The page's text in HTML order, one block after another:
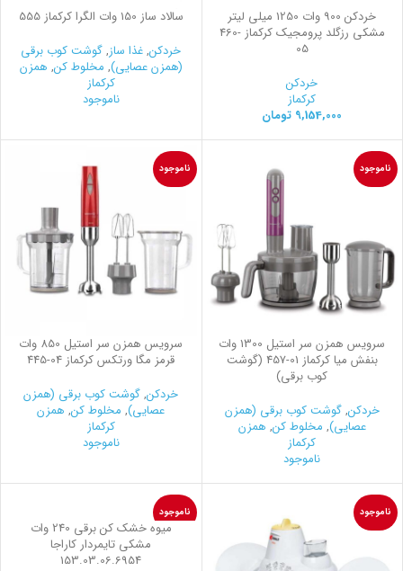
خردکن 900 وات 1250 میلی لیتر
مشکی رزگلد پرومجیک کرکماز460-
05
خردکن
کرکماز
9,154,000 تومان
سالاد ساز 150 وات الگرا کرکماز 555
خردکن,غذا ساز,گوشت کوب برقی
(همزن عصایی), مخلوط کن, همزن
کرکماز
ناموجود
ناموجود
سرویس همزن سر استیل 1300 وات
بنفش میا کرکماز 457-01 (گوشت
کوب برقی)
خردکن,گوشت کوب برقی (همزن
عصایی), مخلوط کن, همزن
کرکماز
ناموجود
ناموجود
سرویس همزن سر استیل 850 وات
قرمز مگا ورتکس کرکماز 445-04
خردکن,گوشت کوب برقی (همزن
عصایی), مخلوط کن, همزن
کرکماز
ناموجود
ناموجود ناموجود
میوه خشک کن برقی 240 وات
مشکی تایمردار کاراجا
153.03.06.6954